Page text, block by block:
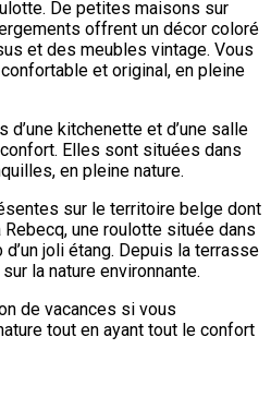
De petites maisons sur
offrent un décor coloré
et des meubles vintage. Vous
et original, en pleine
kitchenette et d’une salle
Elles sont situées dans
en pleine nature.
sur le territoire belge dont
une roulotte située dans
joli étang. Depuis la terrasse
la nature environnante.
de vacances si vous
tout en ayant tout le confort